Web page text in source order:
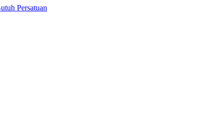
Persatuan